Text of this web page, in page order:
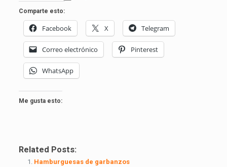
Comparte esto:
Facebook X Telegram
Correo electrónico Pinterest
WhatsApp
Me gusta esto:
Related Posts:
Hamburguesas de garbanzos